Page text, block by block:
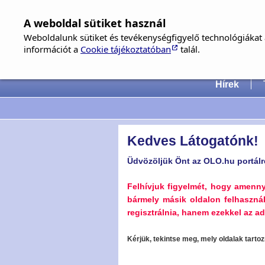
Hírek
Kedves Látogatónk!
Üdvözöljük Önt az OLO.hu
Felhívjuk figyelmét, hogy
bármely másik oldalon
regisztrálnia, hanem ezekkel az
Kérjük, tekintse meg, mely oldalak
A weboldal sütiket használ
Weboldalunk sütiket és tevékenységfigyelő
információt a Cookie tájékoztatóban talál.